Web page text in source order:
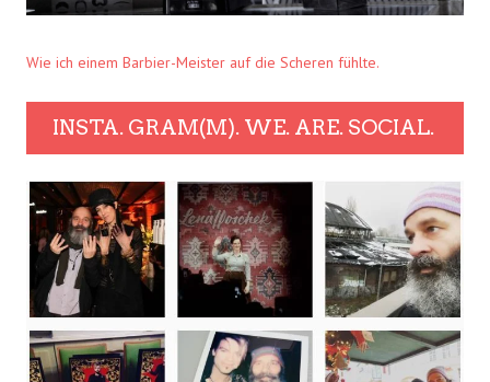
Wie ich einem Barbier-Meister auf die Scheren fühlte.
INSTA. GRAM(M). WE. ARE. SOCIAL.